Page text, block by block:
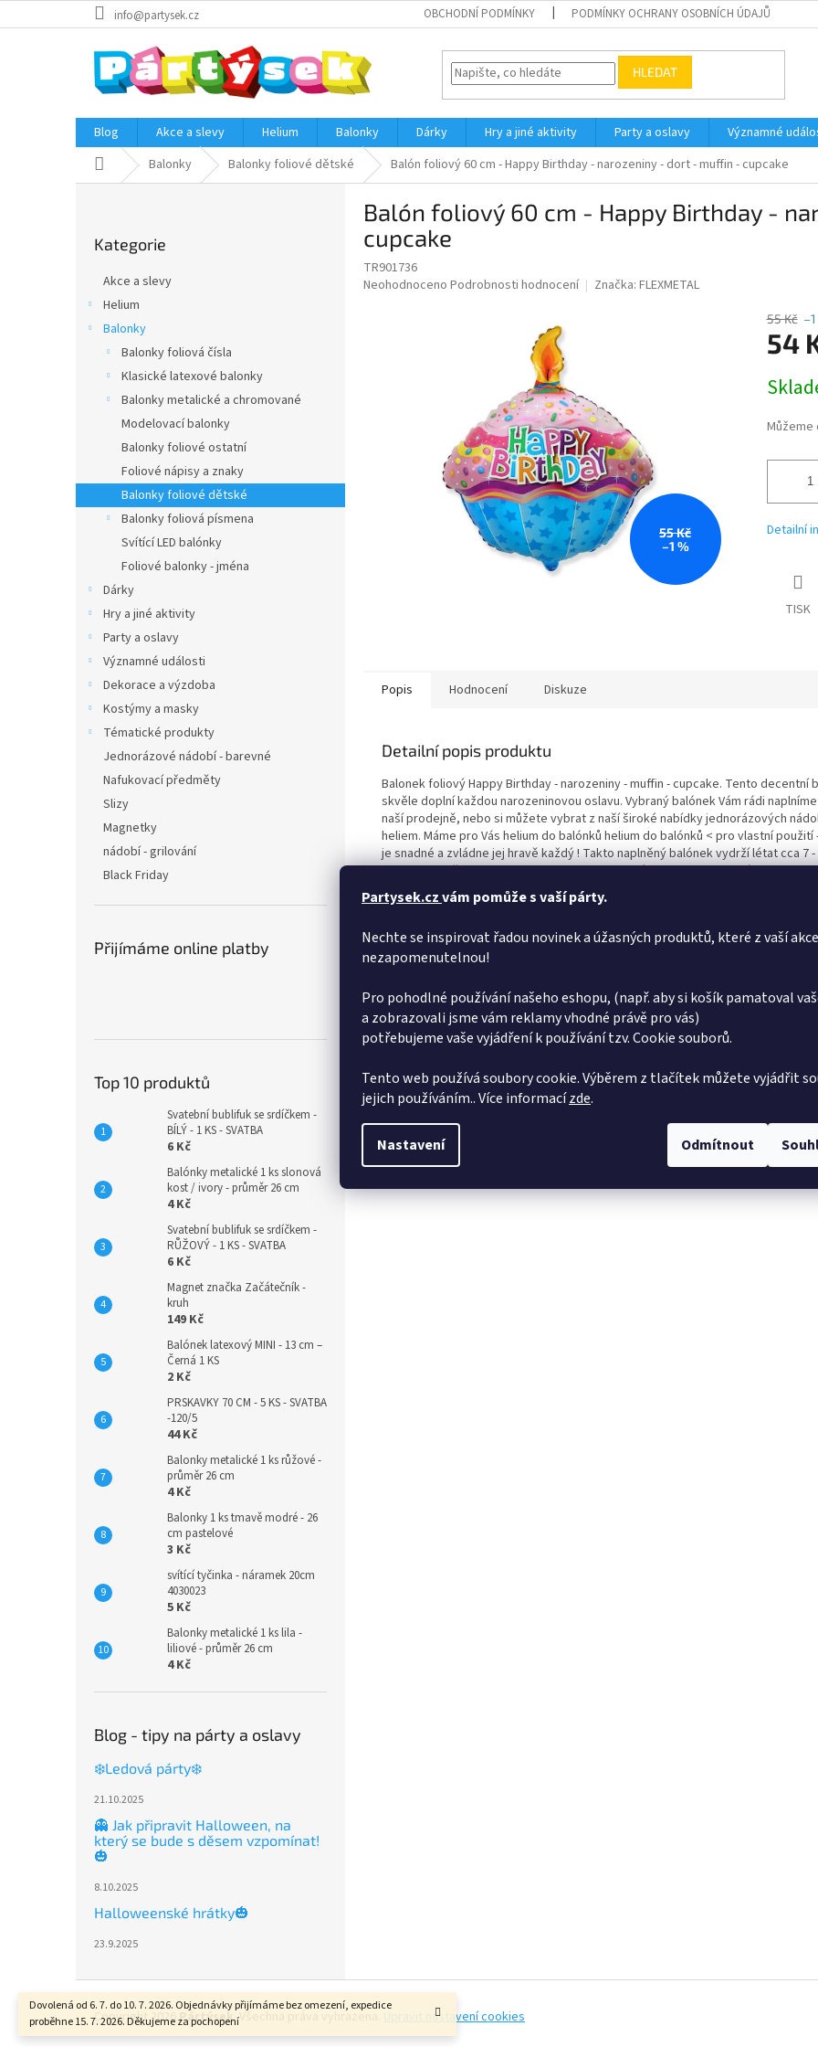
Partysek.czvám pomůže s vaší párty.
Nechte se inspirovat řadou novinek a úžasných produktů, které z vaší
nezapomenutelnou!
Pro pohodlné používání našeho eshopu, (např. aby si košík pamatoval
a zobrazovali jsme vám reklamy vhodné právě pro vás)
potřebujeme vaše vyjádření k používání tzv. Cookie souborů.
Tento web používá soubory cookie. Výběrem z tlačítek můžete vyjádřit
jejich používáním.. Více informacízde.
Nastavení Odmítnout
na
Dovolená od 6. 7. do 10. 7. 2026. Objednávky přijímáme bez omezení, expedice
proběhne 15. 7. 2026. Děkujeme za pochopení
info@partysek.cz OBCHODNÍ PODMÍNKY PODMÍNKY OCHRANY OSOBNÍCH ÚDAJŮ
HLEDAT
Blog Akce a slevy Helium Balonky Dárky Hry a jiné aktivity Party a oslavy Významné
Domů Balonky Balonky foliové dětské Balón foliový 60 cm - Happy Birthday - narozeniny - dort - muffin - cupcake
kategorie
Kategorie
Akce a slevy
Helium
Balonky
Balonky foliová čísla
Klasické latexové balonky
Balonky metalické a chromované
Modelovací balonky
Balonky foliové ostatní
Foliové nápisy a znaky
Balonky foliové dětské
Balonky foliová písmena
Svítící LED balónky
Foliové balonky - jména
Dárky
Hry a jiné aktivity
Party a oslavy
Významné události
Dekorace a výzdoba
Kostýmy a masky
Tématické produkty
Jednorázové nádobí - barevné
Nafukovací předměty
Slizy
Magnetky
nádobí - grilování
Black Friday
Přijímáme online platby
Top 10 produktů
Svatební bublifuk se srdíčkem -
BÍLÝ - 1 KS - SVATBA
6 Kč
Balónky metalické 1 ks slonová
kost / ivory - průměr 26 cm
4 Kč
Svatební bublifuk se srdíčkem -
RŮŽOVÝ - 1 KS - SVATBA
6 Kč
Magnet značka Začátečník -
kruh
149 Kč
Balónek latexový MINI - 13 cm –
Černá 1 KS
2 Kč
PRSKAVKY 70 CM - 5 KS - SVATBA
-120/5
44 Kč
Balonky metalické 1 ks růžové -
průměr 26 cm
4 Kč
Balonky 1 ks tmavě modré - 26
cm pastelové
3 Kč
svítící tyčinka - náramek 20cm
4030023
5 Kč
Balonky metalické 1 ks lila -
liliové - průměr 26 cm
4 Kč
Blog - tipy na párty a oslavy
❄️Ledová párty❄️
21.10.2025
👻 Jak připravit Halloween, na
který se bude s děsem vzpomínat!
🎃
8.10.2025
Halloweenské hrátky🎃
23.9.2025
Balón foliový 60 cm - Happy Birthday -
cupcake
TR901736
Průměrné
Neohodnoceno Podrobnosti hodnocení Značka: FLEXMETAL
55 Kč
–1 %
55 Kč
54
cena:
Můžeme
Detailní
TISK
Popis Hodnocení Diskuze
Detailní popis produktu
Balonek foliový Happy Birthday - narozeniny - muffin - cupcake. Tento decentní
skvěle doplní každou narozeninovou oslavu. Vybraný balónek Vám rádi
naší prodejně, nebo si můžete vybrat z naší široké nabídky jednorázových
heliem. Máme pro Vás helium do balónků helium do balónků < pro vlastní použití
je snadné a zvládne jej hravě každý ! Takto naplněný balónek vydrží létat cca 7 -
se opakovaně plnit. Balonek lze nafouknout také vzduchem pomocí
pumpičky, brčka nebo dutou slámkou.
Copyright 2026Pártýsek. Všechna práva vyhrazena. Upravit nastavení cookies